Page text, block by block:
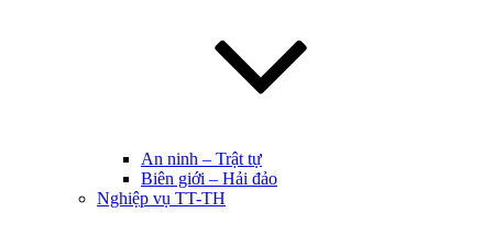
An ninh – Trật tự
Biên giới – Hải đảo
Nghiệp vụ TT-TH